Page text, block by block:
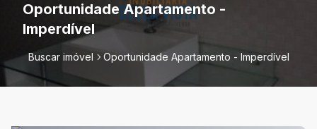
Oportunidade Apartamento -
Imperdível
Buscar imóvel Oportunidade Apartamento - Imperdível